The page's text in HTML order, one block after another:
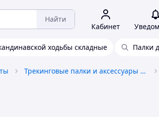
Найти
Кабинет
ходьбы складные Палки
Трекинговые палки и аксессуары к ним